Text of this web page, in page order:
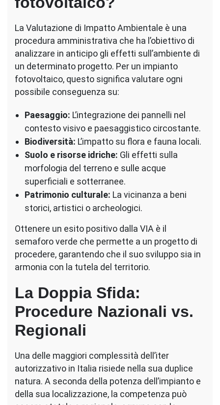
La Valutazione di Impatto Ambientale è una
procedura amministrativa che ha l’obiettivo di
analizzare in anticipo gli effetti sull’ambiente di
un determinato progetto. Per un impianto
fotovoltaico, questo significa valutare ogni
possibile conseguenza su:
Paesaggio: L’integrazione dei pannelli nel
contesto visivo e paesaggistico circostante.
Biodiversità: L’impatto su flora e fauna locali.
Suolo e risorse idriche: Gli effetti sulla
morfologia del terreno e sulle acque
superficiali e sotterranee.
Patrimonio culturale: La vicinanza a beni
storici, artistici o archeologici.
Ottenere un esito positivo dalla VIA è il
semaforo verde che permette a un progetto di
procedere, garantendo che il suo sviluppo sia in
armonia con la tutela del territorio.
La Doppia Sfida:
Procedure Nazionali vs.
Regionali
Una delle maggiori complessità dell’iter
autorizzativo in Italia risiede nella sua duplice
natura. A seconda della potenza dell’impianto e
della sua localizzazione, la competenza può